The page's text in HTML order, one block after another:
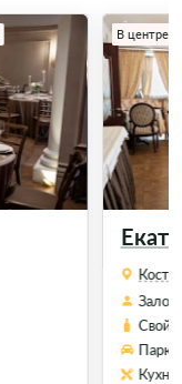
В центре
Залов
Свой